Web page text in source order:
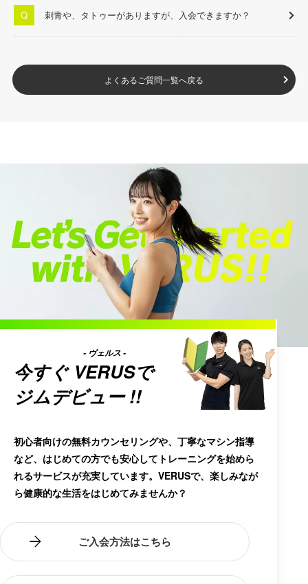
刺青や、タトゥーがありますが、入会できますか？
よくあるご質問一覧へ戻る
今すぐ VERUS
- ヴェルス -
で
ジムデビュー !!
初心者向けの無料カウンセリングや、丁寧なマシン指導
など、はじめての方でも安心してトレーニングを始めら
れるサービスが充実しています。VERUSで、楽しみなが
ら健康的な生活をはじめてみませんか？
ご入会方法はこちら